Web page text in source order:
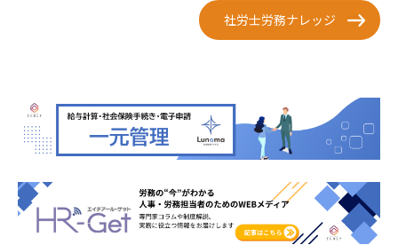
社労士労務ナレッジ